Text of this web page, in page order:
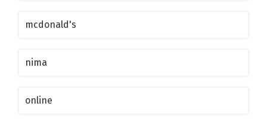
mcdonald's
nima
online